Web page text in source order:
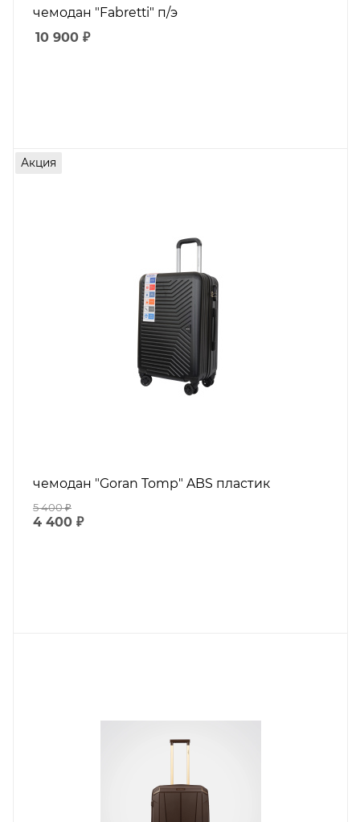
чемодан "Fabretti" п/э
10 900 ₽
Акция
чемодан "Goran Tomp" ABS пластик
5 400₽
4 400 ₽